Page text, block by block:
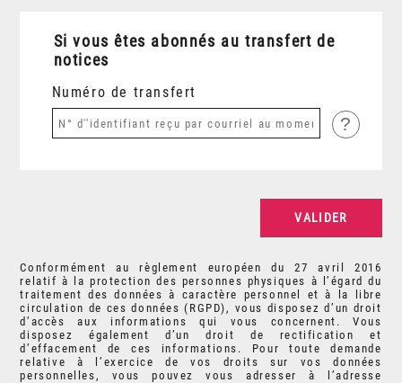
Si vous êtes abonnés au transfert de
notices
Numéro de transfert
?
Conformément au règlement européen du 27 avril 2016
relatif à la protection des personnes physiques à l’égard du
traitement des données à caractère personnel et à la libre
circulation de ces données (RGPD), vous disposez d’un droit
d’accès aux informations qui vous concernent. Vous
disposez également d’un droit de rectification et
d’effacement de ces informations. Pour toute demande
relative à l’exercice de vos droits sur vos données
personnelles, vous pouvez vous adresser à l’adresse